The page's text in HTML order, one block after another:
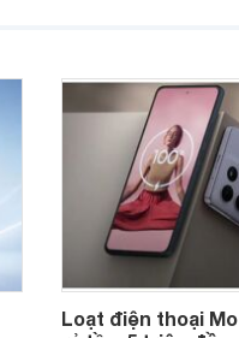
Loạt điện thoại